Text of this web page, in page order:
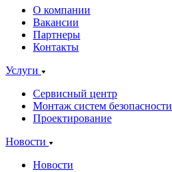
О компании
Вакансии
Партнеры
Контакты
Услуги
Сервисный центр
Монтаж систем безопасности
Проектирование
Новости
Новости